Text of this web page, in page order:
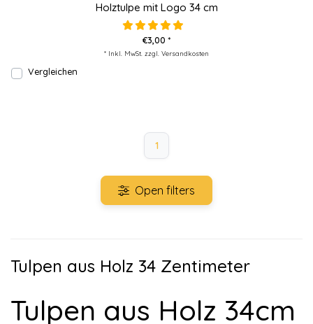
Holztulpe mit Logo 34 cm
€3,00 *
* Inkl. MwSt. zzgl. Versandkosten
Vergleichen
1
Open filters
Tulpen aus Holz 34 Zentimeter
Tulpen aus Holz 34cm